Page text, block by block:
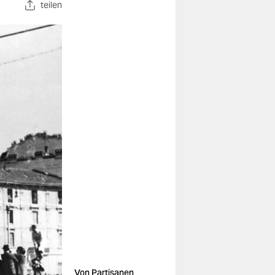
teilen
Von Partisanen